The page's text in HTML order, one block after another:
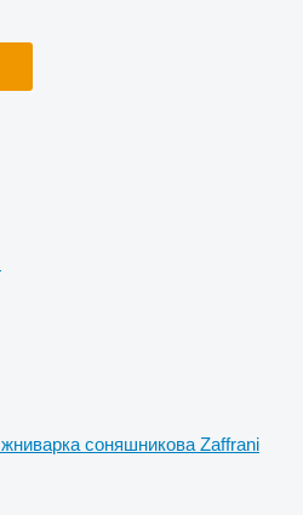
жниварка соняшникова Zaffrani